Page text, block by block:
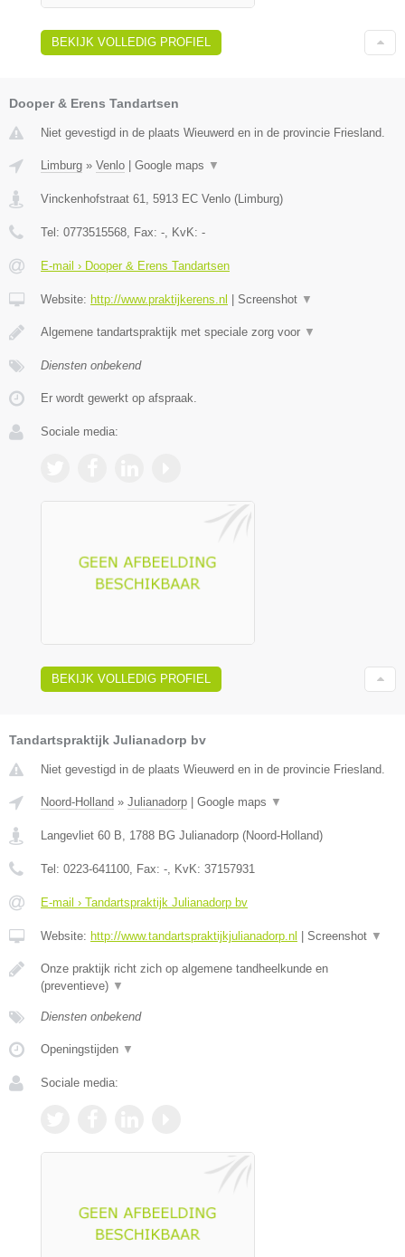
BEKIJK VOLLEDIG PROFIEL
Dooper & Erens Tandartsen
Niet gevestigd in de plaats Wieuwerd en in de provincie Friesland.
Limburg » Venlo Google maps ▼
Vinckenhofstraat 61, 5913 EC Venlo (Limburg)
Tel: 0773515568, Fax: -, KvK: -
E-mail › Dooper & Erens Tandartsen
Website: http://www.praktijkerens.nl Screenshot ▼
Algemene tandartspraktijk met speciale zorg voor ▼
Diensten onbekend
Er wordt gewerkt op afspraak.
Sociale media:
BEKIJK VOLLEDIG PROFIEL
Tandartspraktijk Julianadorp bv
Niet gevestigd in de plaats Wieuwerd en in de provincie Friesland.
Noord-Holland » Julianadorp Google maps ▼
Langevliet 60 B 1788 BG Julianadorp (Noord-Holland)
Tel: 0223-641100 , Fax: - , KvK: 37157931
E-mail › Tandartspraktijk Julianadorp bv
Website: http://www.tandartspraktijkjulianadorp.nl Screenshot ▼
Onze praktijk richt zich op algemene tandheelkunde en
(preventieve) ▼
Diensten onbekend
Openingstijden ▼
Sociale media: